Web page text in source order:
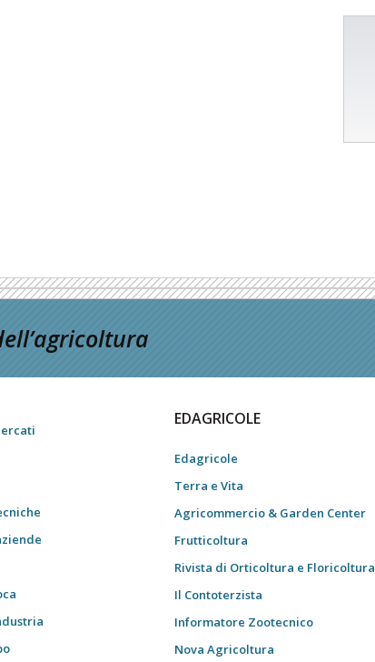
EDAGRICOLE
Edagricole
Terra e Vita
Agricommercio & Garden Center
Frutticoltura
Rivista di Orticoltura e Floricoltura
Il Contoterzista
Informatore Zootecnico
Nova Agricoltura